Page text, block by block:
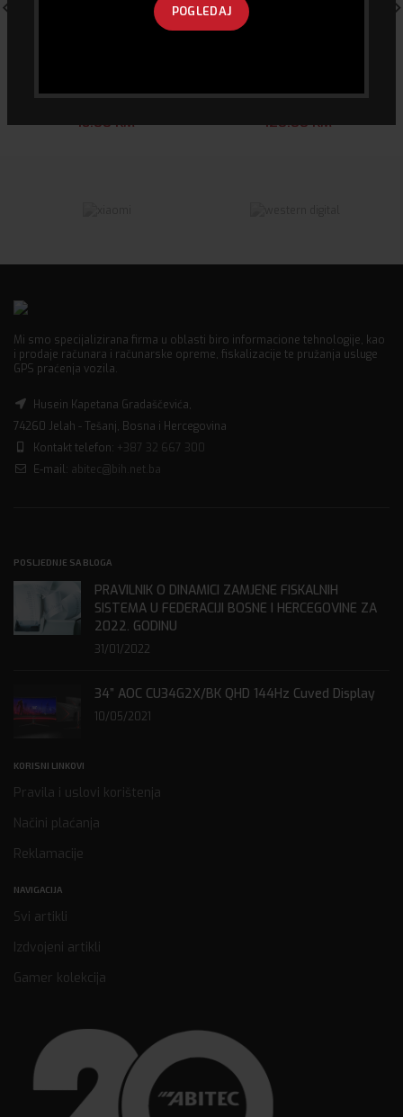
POGLEDAJ
18.00KM 120.00KM
Mi smo specijalizirana firma u oblasti biro informacione tehnologije, kao
i prodaje računara i računarske opreme, fiskalizacije te pružanja usluge
GPS praćenja vozila.
Husein Kapetana Gradaščevića,
74260 Jelah - Tešanj, Bosna i Hercegovina
Kontakt telefon: +387 32 667 300
E-mail: abitec@bih.net.ba
POSLJEDNJE SA BLOGA
PRAVILNIK O DINAMICI ZAMJENE FISKALNIH
SISTEMA U FEDERACIJI BOSNE I HERCEGOVINE ZA
2022. GODINU
31/01/2022
34” AOC CU34G2X/BK QHD 144Hz Cuved Display
10/05/2021
KORISNI LINKOVI
Pravila i uslovi korištenja
Načini plaćanja
Reklamacije
NAVIGACIJA
Svi artikli
Izdvojeni artikli
Gamer kolekcija